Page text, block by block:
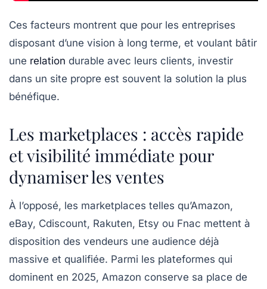
Ces facteurs montrent que pour les entreprises
disposant d’une vision à long terme, et voulant bâtir
une relation durable avec leurs clients, investir
dans un site propre est souvent la solution la plus
bénéfique.
Les marketplaces : accès rapide
et visibilité immédiate pour
dynamiser les ventes
À l’opposé, les marketplaces telles qu’Amazon,
eBay, Cdiscount, Rakuten, Etsy ou Fnac mettent à
disposition des vendeurs une audience déjà
massive et qualifiée. Parmi les plateformes qui
dominent en 2025, Amazon conserve sa place de